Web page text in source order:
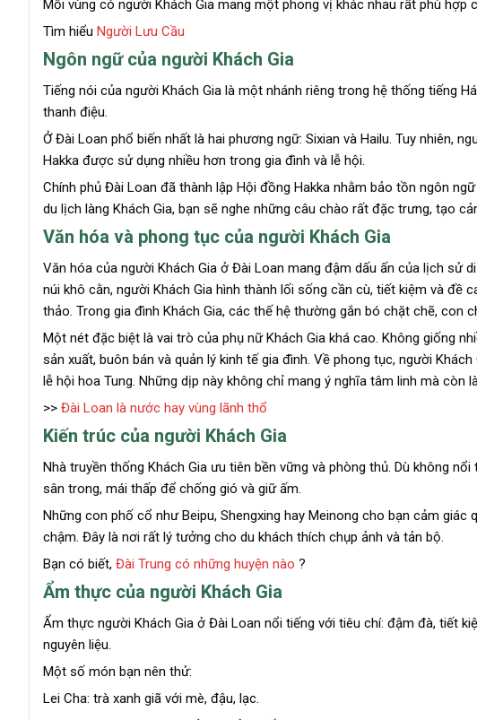
Mỗi vùng có người Khách Gia mang một phong vị khác nhau rất phù hợp
Tìm hiểu Người Lưu Cầu
Ngôn ngữ của người Khách Gia
Tiếng nói của người Khách Gia là một nhánh riêng trong hệ thống tiếng
thanh điệu.
Ở Đài Loan phổ biến nhất là hai phương ngữ: Sixian và Hailu. Tuy nhiên,
Hakka được sử dụng nhiều hơn trong gia đình và lễ hội.
Chính phủ Đài Loan đã thành lập Hội đồng Hakka nhằm bảo tồn ngôn
du lịch làng Khách Gia, bạn sẽ nghe những câu chào rất đặc trưng, tạo
Văn hóa và phong tục của người Khách Gia
Văn hóa của người Khách Gia ở Đài Loan mang đậm dấu ấn của lịch sử
núi khô cằn, người Khách Gia hình thành lối sống cần cù, tiết kiệm và đề
thảo. Trong gia đình Khách Gia, các thế hệ thường gắn bó chặt chẽ, con
Một nét đặc biệt là vai trò của phụ nữ Khách Gia khá cao. Không giống
sản xuất, buôn bán và quản lý kinh tế gia đình. Về phong tục, người
lễ hội hoa Tung. Những dịp này không chỉ mang ý nghĩa tâm linh mà còn
>> Đài Loan là nước hay vùng lãnh thổ
Kiến trúc của người Khách Gia
Nhà truyền thống Khách Gia ưu tiên bền vững và phòng thủ. Dù không
sân trong, mái thấp để chống gió và giữ ấm.
Những con phố cổ như Beipu, Shengxing hay Meinong cho bạn cảm
chậm. Đây là nơi rất lý tưởng cho du khách thích chụp ảnh và tản bộ.
Bạn có biết, Đài Trung có những huyện nào ?
Ẩm thực của người Khách Gia
Ẩm thực người Khách Gia ở Đài Loan nổi tiếng với tiêu chí: đậm đà, tiết
nguyên liệu.
Một số món bạn nên thử:
Lei Cha: trà xanh giã với mè, đậu, lạc.